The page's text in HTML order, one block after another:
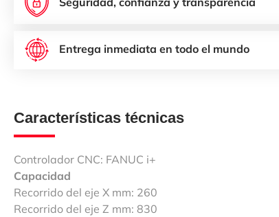
Entrega inmediata en todo el mundo
Características técnicas
Controlador CNC: FANUC i+
Capacidad
Recorrido del eje X mm: 260
Recorrido del eje Z mm: 830